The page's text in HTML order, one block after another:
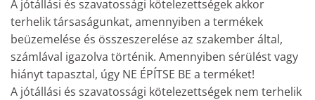
A jótállási és szavatossági kötelezettségek akkor
terhelik társaságunkat, amennyiben a termékek
beüzemelése és összeszerelése az szakember által,
számlával igazolva történik. Amennyiben sérülést vagy
hiányt tapasztal, úgy NE ÉPÍTSE BE a terméket!
A jótállási és szavatossági kötelezettségek nem terhelik